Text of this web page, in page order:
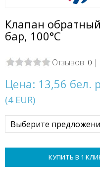
Клапан
бар, 100°С
Отзывов: 0 |
Цена: 13,56 бел.
(4 EUR)
Выберите
КУПИТЬ В 1